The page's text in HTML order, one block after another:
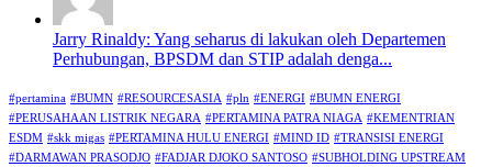
Jarry Rinaldy: Yang seharus di lakukan oleh Departemen
Perhubungan, BPSDM dan STIP adalah denga...
#pertamina #BUMN #RESOURCESASIA #pln #ENERGI #BUMN ENERGI
#PERUSAHAAN LISTRIK NEGARA #PERTAMINA PATRA NIAGA #KEMENTRIAN
ESDM #skk migas #PERTAMINA HULU ENERGI #MIND ID #TRANSISI ENERGI
#DARMAWAN PRASODJO #FADJAR DJOKO SANTOSO #SUBHOLDING UPSTREAM